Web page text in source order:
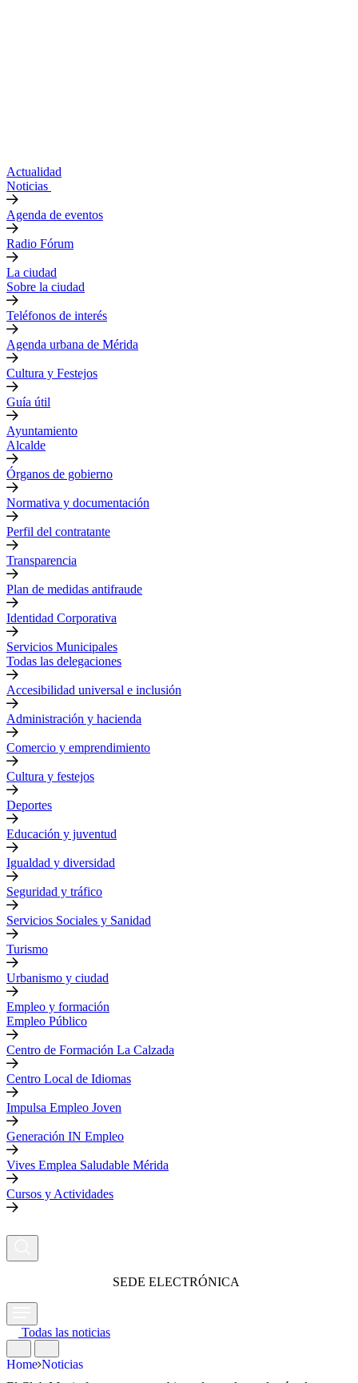
Actualidad
Noticias
Agenda de eventos
Radio Fórum
La ciudad
Sobre la ciudad
Teléfonos de interés
Agenda urbana de Mérida
Cultura y Festejos
Guía útil
Ayuntamiento
Alcalde
Órganos de gobierno
Normativa y documentación
Perfil del contratante
Transparencia
Plan de medidas antifraude
Identidad Corporativa
Servicios Municipales
Todas las delegaciones
Accesibilidad universal e inclusión
Administración y hacienda
Comercio y emprendimiento
Cultura y festejos
Deportes
Educación y juventud
Igualdad y diversidad
Seguridad y tráfico
Servicios Sociales y Sanidad
Turismo
Urbanismo y ciudad
Empleo y formación
Empleo Público
Centro de Formación La Calzada
Centro Local de Idiomas
Impulsa Empleo Joven
Generación IN Empleo
Vives Emplea Saludable Mérida
Cursos y Actividades
SEDE ELECTRÓNICA
Todas las noticias
Home Noticias